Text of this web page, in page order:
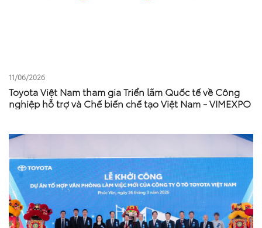
11/06/2026
Toyota Việt Nam tham gia Triển lãm Quốc tế về Công
nghiệp hỗ trợ và Chế biến chế tạo Việt Nam - VIMEXPO